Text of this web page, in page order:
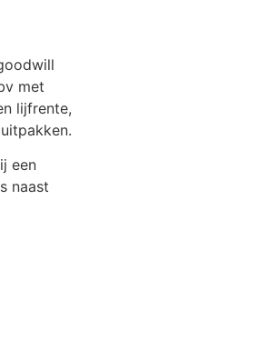
met
lijfrente,
een
naast